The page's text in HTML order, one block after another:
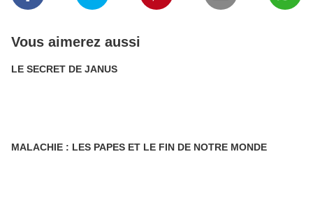
Vous aimerez aussi
LE SECRET DE JANUS
MALACHIE : LES PAPES ET LE FIN DE NOTRE MONDE